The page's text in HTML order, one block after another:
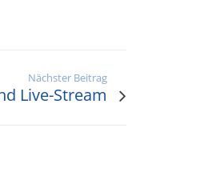
Nächster Beitrag
Live-Stream